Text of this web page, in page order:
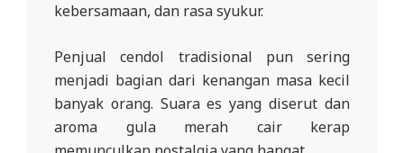
kebersamaan, dan rasa syukur.
Penjual cendol tradisional pun sering
menjadi bagian dari kenangan masa kecil
banyak orang. Suara es yang diserut dan
aroma gula merah cair kerap